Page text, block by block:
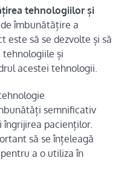
tehnologiilor și
îmbunătățire a
este să se dezvolte și să
și
acestei tehnologii.
semnificativ
pacienților.
să se înțeleagă
a o utiliza în